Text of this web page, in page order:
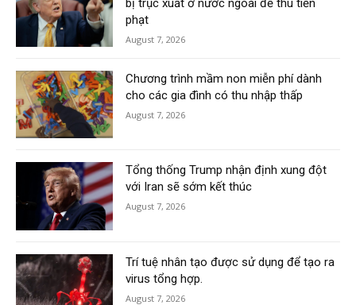
bị trục xuất ở nước ngoài để thu tiền
phạt
August 7, 2026
Chương trình mầm non miễn phí dành
cho các gia đình có thu nhập thấp
August 7, 2026
Tổng thống Trump nhận định xung đột
với Iran sẽ sớm kết thúc
August 7, 2026
Trí tuệ nhân tạo được sử dụng để tạo ra
virus tổng hợp.
August 7, 2026